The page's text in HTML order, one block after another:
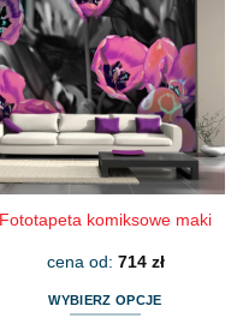
wariantów.
Opcje
można
wybrać
na
stronie
produktu
Fototapeta komiksowe maki
cena od: 714 zł
WYBIERZ OPCJE